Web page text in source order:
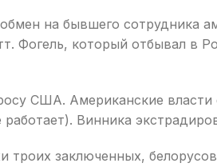
на бывшего сотрудника
Фогель, который отбывал в
США. Американские
Винника
троих заключенных,